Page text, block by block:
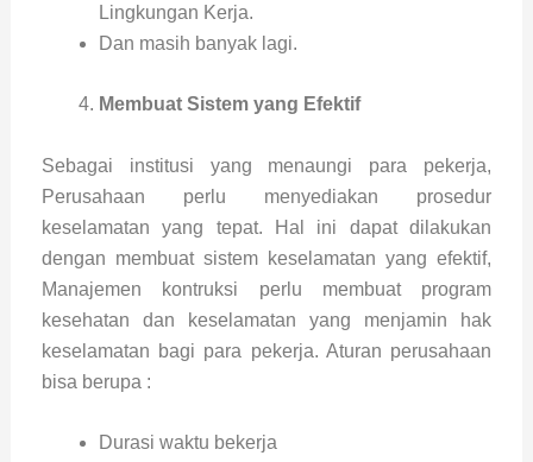
Lingkungan Kerja.
Dan masih banyak lagi.
Membuat Sistem yang Efektif
Sebagai institusi yang menaungi para pekerja,
Perusahaan perlu menyediakan prosedur
keselamatan yang tepat. Hal ini dapat dilakukan
dengan membuat sistem keselamatan yang efektif,
Manajemen kontruksi perlu membuat program
kesehatan dan keselamatan yang menjamin hak
keselamatan bagi para pekerja. Aturan perusahaan
bisa berupa :
Durasi waktu bekerja